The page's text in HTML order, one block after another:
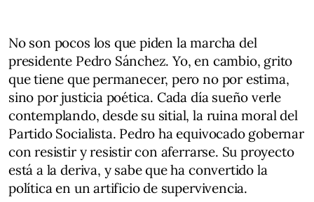
No son pocos los que piden la marcha del
presidente Pedro Sánchez. Yo, en cambio, grito
que tiene que permanecer, pero no por estima,
sino por justicia poética. Cada día sueño verle
contemplando, desde su sitial, la ruina moral del
Partido Socialista. Pedro ha equivocado gobernar
con resistir y resistir con aferrarse. Su proyecto
está a la deriva, y sabe que ha convertido la
política en un artificio de supervivencia.